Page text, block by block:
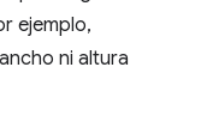
ejemplo,
ni altura